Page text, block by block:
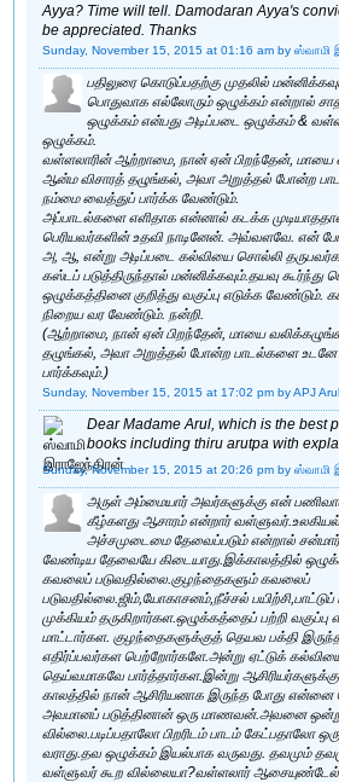
Ayya? Time will tell. Damodaran Ayya's
be appreciated. Thanks
Sunday, November 15, 2015 at 01:16 am by ஸ்வாமி
பதிலுரை கொடுப்பதற்கு முதலில்
பொதுவாக எல்லோரும் ஒழுக்கம் என்றால்
ஒழுக்கம் என்பது அடிப்படை ஒழுக்கம் &
ஒழுக்கம்.
வள்ளலாரின் ஆற்றாமை, நான் ஏன் பிறந்தேன், மாயை
ஆன்ம விசாரத் தழுங்கல், அவா அறுத்தல் போன்ற
நம்மை வைத்துப் பார்க்க வேண்டும்.
அப்பாடல்களை எளிதாக என்னால் கடக்க
பெரியவர்களின் உதவி நாடினேன். அவ்வளவே. என்
அ, ஆ, என்று அடிப்படை கல்வியை சொல்லி
கஸ்டப் படுத்திருந்தால் மன்னிக்கவும்.தயவு கூர்ந்து
ஒழுக்கத்தினை குறித்து வகுப்பு எடுக்க வேண்டும்.
நிறைய வர வேண்டும். நன்றி.
(ஆற்றாமை, நான் ஏன் பிறந்தேன், மாயை
தழுங்கல், அவா அறுத்தல் போன்ற பாடல்களை உடனே
பார்க்கவும்.)
Sunday, November 15, 2015 at 17:02 pm by APJ Arul
Dear Madame Arul, which is the best
books including thiru arutpa with
Sunday, November 15, 2015 at 20:26 pm by ஸ்வாமி
அருள் அம்மையார் அவர்களுக்கு என்
கீழ்களது ஆசாரம் என்றார்
அச்சமுடைமை தேவைப்படும் என்றால்
வேண்டிய தேவையே கிடையாது.இக்காலத்தில்
கவலைப் படுவதில்லை.குழந்தைகளும் கவலைப்
படுவதில்லை.ஜிம்,யோகாசனம்,நீச்சல்
முக்கியம் தருகிறார்கள.ஒழுக்கத்தைப் பற்றி வகுப்பு
மாட்டார்கள. குழந்தைகளுக்குத் தெயவ பக்தி
எதிர்ப்பவர்கள பெற்றோர்களே.அன்று ஏட்டுக்
தெய்வமாகவே பார்த்தார்கள.இன்று ஆசிரியர்களுக்கு
காலத்தில் நான் ஆசிரியனாக இருந்த போது என்னை
அவமானப் படுத்தினான் ஒரு மாணவன்.அவனை
வில்லை.படிப்பதாலோ பிறரிடம் பாடம் கேட்பதாலோ
வராது.தவ ஒழுக்கம் இயல்பாக வருவது. தவமும்
வள்ளுவர் கூற வில்லையா?வள்ளலார் ஆசையுண்டேல்